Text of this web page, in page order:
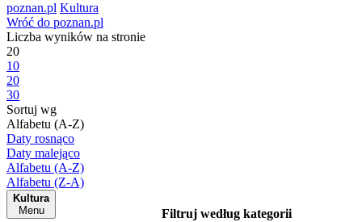
poznan.pl Kultura
Wróć do poznan.pl
Liczba wyników na stronie
20
10
20
30
Sortuj wg
Alfabetu (A-Z)
Daty rosnąco
Daty malejąco
Alfabetu (A-Z)
Alfabetu (Z-A)
Kultura
Menu
Filtruj według kategorii